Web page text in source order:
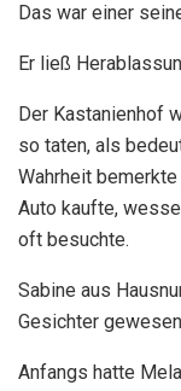
Das war einer
Er ließ
Der Kastanienhof
so taten, als
Wahrheit
Auto kaufte,
oft besuchte.
Sabine aus
Gesichter
Anfangs hatte